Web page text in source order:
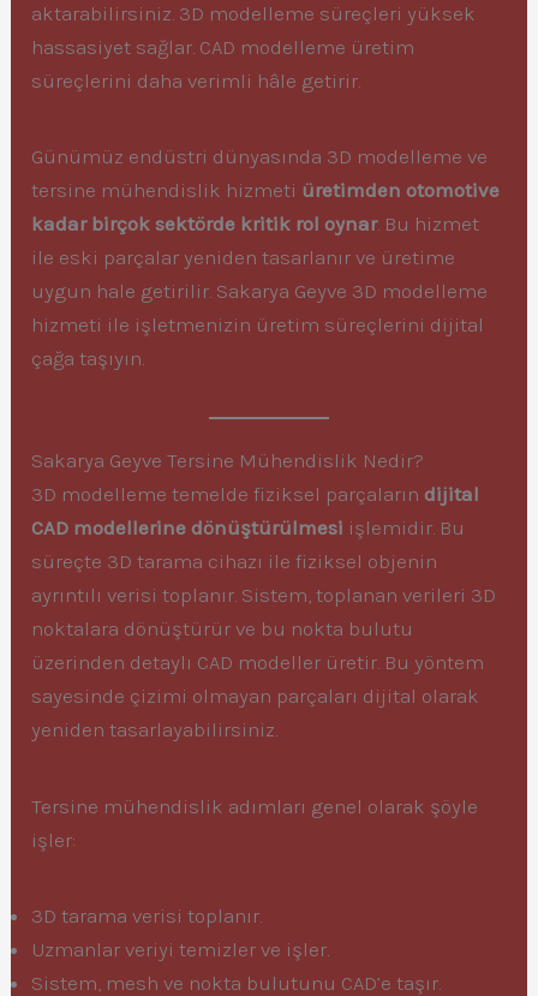
aktarabilirsiniz. 3D modelleme süreçleri yüksek
hassasiyet sağlar. CAD modelleme üretim
süreçlerini daha verimli hâle getirir.
Günümüz endüstri dünyasında 3D modelleme ve
tersine mühendislik hizmeti üretimden otomotive
kadar birçok sektörde kritik rol oynar. Bu hizmet
ile eski parçalar yeniden tasarlanır ve üretime
uygun hale getirilir. Sakarya Geyve 3D modelleme
hizmeti ile işletmenizin üretim süreçlerini dijital
çağa taşıyın.
Sakarya Geyve Tersine Mühendislik Nedir?
3D modelleme temelde fiziksel parçaların dijital
CAD modellerine dönüştürülmesi işlemidir. Bu
süreçte 3D tarama cihazı ile fiziksel objenin
ayrıntılı verisi toplanır. Sistem, toplanan verileri 3D
noktalara dönüştürür ve bu nokta bulutu
üzerinden detaylı CAD modeller üretir. Bu yöntem
sayesinde çizimi olmayan parçaları dijital olarak
yeniden tasarlayabilirsiniz.
Tersine mühendislik adımları genel olarak şöyle
işler:
3D tarama verisi toplanır.
Uzmanlar veriyi temizler ve işler.
Sistem, mesh ve nokta bulutunu CAD’e taşır.